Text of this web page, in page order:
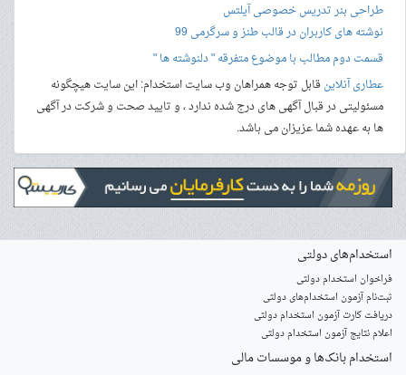
طراحی بنرتدریس خصوصی آیلتس
نوشته های کاربران در قالب طنز و سرگرمی 99
قسمت دوم مطالب با موضوع متفرقه " دلنوشته ها "
عطاری آنلاینقابل توجه همراهان وب سایت استخدام: این سایت هیچگونه
مسئولیتی در قبال آگهی های درج شده ندارد ، و تایید صحت و شرکت در آگهی
ها به عهده شما عزیزان می باشد.
استخدام‌های دولتی
فراخوان استخدام دولتی
ثبت‌نام آزمون‌ استخدام‌های دولتی
دریافت کارت آزمون استخدام دولتی
اعلام نتایج آزمون استخدام دولتی
استخدام‌ بانک‌ها و موسسات مالی